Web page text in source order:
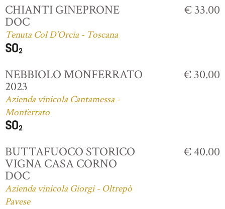
CHIANTI GINEPRONE
DOC
Tenuta Col D’Orcia - Toscana
€ 33.00
NEBBIOLO MONFERRATO
2023
Azienda vinicola Cantamessa -
Monferrato
€ 30.00
BUTTAFUOCO STORICO
VIGNA CASA CORNO
DOC
Azienda vinicola Giorgi - Oltrepò
Pavese
€ 40.00